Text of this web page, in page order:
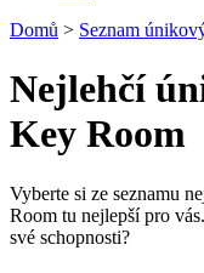
Domů > Seznam
Nejlehčí
Key Room
Vyberte si ze seznamu
Room tu nejlepší pro
své schopnosti?